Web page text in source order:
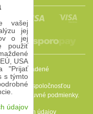
práva vyhradené
a spoločnosťou
Zmluvné podmienky.
osobných údajov
vašej
jej
o jej
použiť
USA
"Prijať
s týmto
údajov